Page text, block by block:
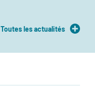
Toutes les actualités